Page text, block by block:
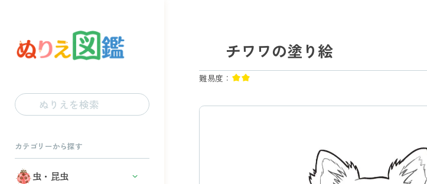
カテゴリーから探す
虫・昆虫
チワワの塗り絵
難易度：